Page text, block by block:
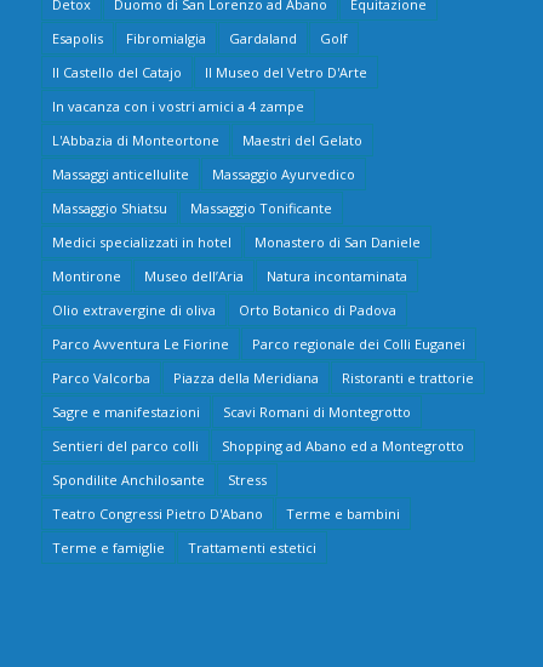
Detox
Duomo di San Lorenzo ad Abano
Equitazione
Esapolis
Fibromialgia Gardaland
Golf
Il Castello del Catajo
Il Museo del Vetro D'Arte
In vacanza con i vostri amici a 4 zampe
L'Abbazia di Monteortone
Maestri del Gelato
Massaggi anticellulite
Massaggio Ayurvedico
Massaggio Shiatsu
Massaggio Tonificante
Medici specializzati in hotel
Monastero di San Daniele
Montirone
Museo dell’Aria
Natura incontaminata
Olio extravergine di oliva
Orto Botanico di Padova
Parco Avventura Le Fiorine
Parco regionale dei Colli Euganei
Parco Valcorba
Piazza della Meridiana
Ristoranti e trattorie
Sagre e manifestazioni
Scavi Romani di Montegrotto
Sentieri del parco colli
Shopping ad Abano ed a Montegrotto
Spondilite Anchilosante
Stress
Teatro Congressi Pietro D'Abano
Terme e bambini
Terme e famiglie
Trattamenti estetici